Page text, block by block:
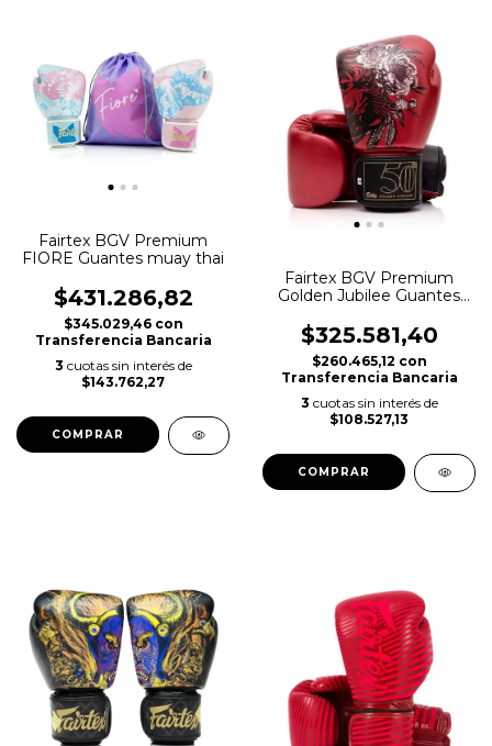
Fairtex BGV Premium
FIORE Guantes muay thai
$431.286,82
$345.029,46 con
Transferencia Bancaria
3 cuotas sin interés de
$143.762,27
COMPRAR
Fairtex BGV Premium
Golden Jubilee Guantes
$325.581,40
$260.465,12 con
Transferencia Bancaria
3 cuotas sin interés de
$108.527,13
COMPRAR